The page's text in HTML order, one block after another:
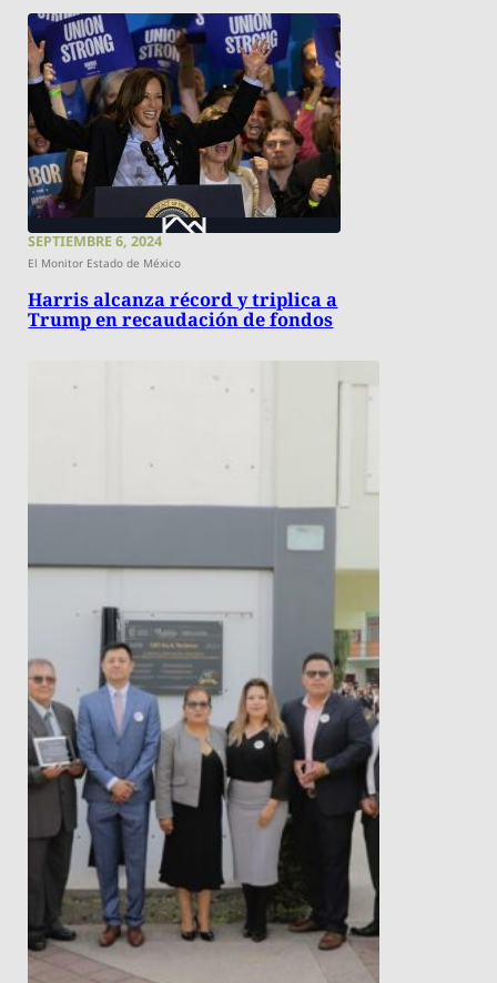
SEPTIEMBRE 6, 2024
El Monitor Estado de México
Harris alcanza récord y triplica a
Trump en recaudación de fondos